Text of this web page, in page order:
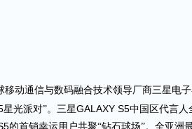
移动通信与数码融合技术领导厂商三星电
星光派对”。 三星GALAXY S5中国区代言人
的首销幸运用户共聚“钻石球场”。全亚洲